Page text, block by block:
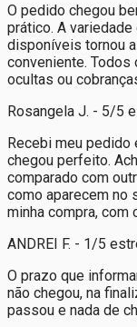
O pedido chegou
prático. A
disponíveis tornou
conveniente.
ocultas ou
Rosangela J. - 5/5
Recebi meu pedido
chegou perfeito.
comparado com
como aparecem no
minha compra, com
ANDREI F. - 1/5
O prazo que
não chegou, na
passou e nada de